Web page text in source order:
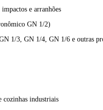
e arranhões
GN 1/2)
1/3, GN 1/4, GN 1/6 e outras
cozinhas industriais